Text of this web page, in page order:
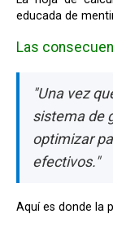
educada de
Las
"Una vez
sistema de
optimizar
efectivos."
Aquí es donde